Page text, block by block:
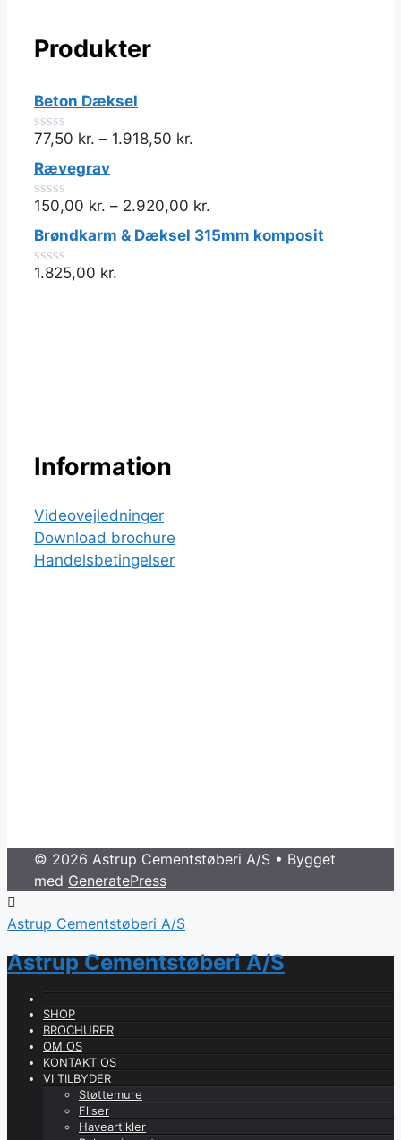
Produkter
Beton Dæksel
0
ud
af
5
77,50 kr. – 1.918,50 kr.
Rævegrav
0
ud
af
5
150,00 kr. – 2.920,00 kr.
Brøndkarm & Dæksel 315mm komposit
0
1.825,00 kr.
Information
Videovejledninger
Download brochure
Handelsbetingelser
© 2026 Astrup Cementstøberi A/S • Bygget
med GeneratePress
Astrup Cementstøberi A/S
Astrup Cementstøberi A/S
SHOP
BROCHURER
OM OS
KONTAKT OS
VI TILBYDER
Støttemure
Fliser
Haveartikler